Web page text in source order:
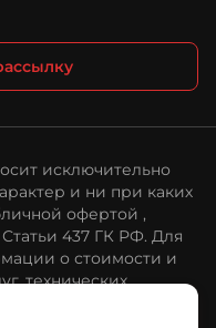
исключительно
и ни при каких
офертой ,
437 ГК РФ. Для
о стоимости и
технических
пожалуйста,